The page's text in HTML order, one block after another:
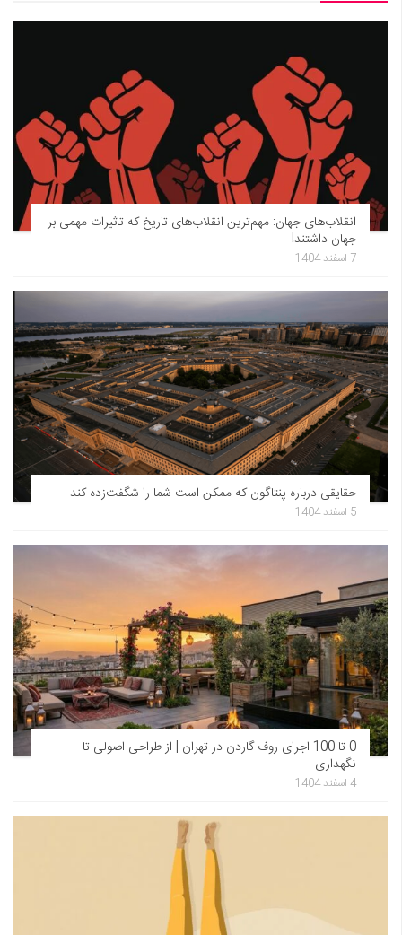
انقلاب‌های جهان: مهم‌ترین انقلاب‌های تاریخ که تاثیرات مهمی بر
جهان داشتند!
7 اسفند 1404
حقایقی درباره پنتاگون که ممکن است شما را شگفت‌زده کند
5 اسفند 1404
0 تا 100 اجرای روف گاردن در تهران | از طراحی اصولی تا
نگهداری
4 اسفند 1404